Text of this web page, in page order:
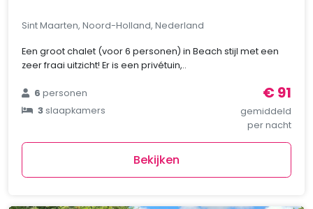
Sint Maarten, Noord-Holland, Nederland
Een groot chalet (voor 6 personen) in Beach stijl met een
zeer fraai uitzicht! Er is een privétuin,..
6personen
3slaapkamers
€ 91
gemiddeld
per nacht
Bekijken